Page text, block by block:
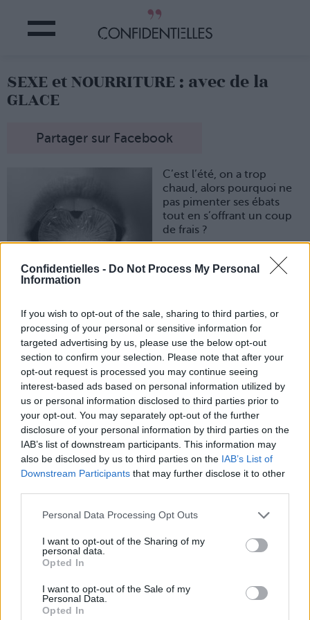
Confidentielles - Do Not Process My Personal
Information
If you wish to opt-out of the sale, sharing to third parties, or
processing of your personal or sensitive information for
targeted advertising by us, please use the below opt-out
section to confirm your selection. Please note that after your
opt-out request is processed you may continue seeing
interest-based ads based on personal information utilized by
us or personal information disclosed to third parties prior to
your opt-out. You may separately opt-out of the further
disclosure of your personal information by third parties on the
IAB’s list of downstream participants. This information may
also be disclosed by us to third parties on the IAB’s List of
Downstream Participants that may further disclose it to other
Personal Data Processing Opt Outs
I want to opt-out of the Sharing of my
personal data.
Opted In
I want to opt-out of the Sale of my
Personal Data.
Opted In
SEXE et NOURRITURE : avec de la
GLACE
Partager sur Facebook
C’est l’été, on a trop
chaud, alors pourquoi ne
pas pimenter ses ébats
tout en s’offrant un coup
de frais ?
jamais de la même manière
votre pause cornet de
1. Frisson sensuel
Le chaud-froid fait de
l’effet. Rien de plus sensuel
qu’un baiser au goût de
glace. Bien sûr, on ne
s’approche pas de M.
Charmant la bouche dégoulinante de glace choco-
noisette avec un sourire qui se veut coquin. Les dents
noires et les moustaches le refroidiront sur le coup. Non
non, on fait ça bien. Les lèvres à peine humectées d’une
glace gourmande qui vous donnera envie de prolonger
votre pause baiser…
2. Endroits stratégiques
sur le torse, une pincée de glace au citron sur la cuisse,
(Mais à quoi pensiez-vous ? Bande de dévergondés !)
3. Point trop n’en faut
trop, c’est bon pour le yéti ! Il faut alterner phase
fraicheur avec phase chaleur ! Sinon, on se retrouve à se
les peler et à finir sous la couette JUSTE pour se